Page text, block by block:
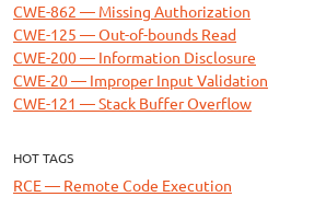
CWE-862 — Missing Authorization
CWE-125 — Out-of-bounds Read
CWE-200 — Information Disclosure
CWE-20 — Improper Input Validation
CWE-121 — Stack Buffer Overflow
HOT TAGS
RCE — Remote Code Execution